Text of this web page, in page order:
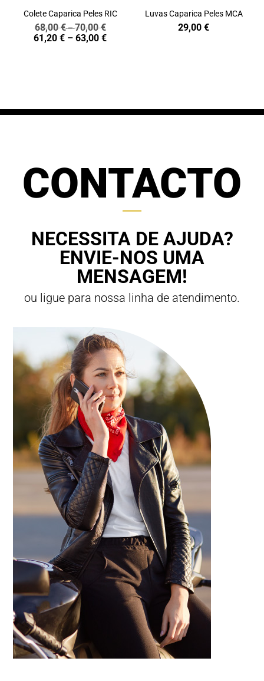
Colete Caparica Peles RIC
68,00€–70,00€Price
range:
61,20€ – 63,00€Price
Luvas Caparica Peles MCA
29,00€
CONTACTO
NECESSITA DE AJUDA?
ENVIE-NOS UMA
MENSAGEM!
ou ligue para nossa linha de atendimento.